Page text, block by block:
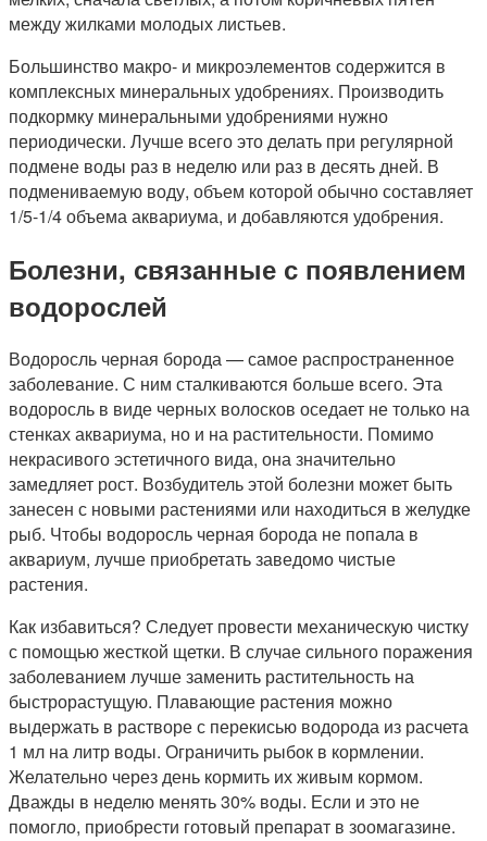
между жилками молодых листьев.
Большинство макро- и микроэлементов содержится в
комплексных минеральных удобрениях. Производить
подкормку минеральными удобрениями нужно
периодически. Лучше всего это делать при регулярной
подмене воды раз в неделю или раз в десять дней. В
подмениваемую воду, объем которой обычно составляет
1/5-1/4 объема аквариума, и добавляются удобрения.
Болезни, связанные с появлением
водорослей
Водоросль черная борода — самое распространенное
заболевание. С ним сталкиваются больше всего. Эта
водоросль в виде черных волосков оседает не только на
стенках аквариума, но и на растительности. Помимо
некрасивого эстетичного вида, она значительно
замедляет рост. Возбудитель этой болезни может быть
занесен с новыми растениями или находиться в желудке
рыб. Чтобы водоросль черная борода не попала в
аквариум, лучше приобретать заведомо чистые
растения.
Как избавиться? Следует провести механическую чистку
с помощью жесткой щетки. В случае сильного поражения
заболеванием лучше заменить растительность на
быстрорастущую. Плавающие растения можно
выдержать в растворе с перекисью водорода из расчета
1 мл на литр воды. Ограничить рыбок в кормлении.
Желательно через день кормить их живым кормом.
Дважды в неделю менять 30% воды. Если и это не
помогло, приобрести готовый препарат в зоомагазине.